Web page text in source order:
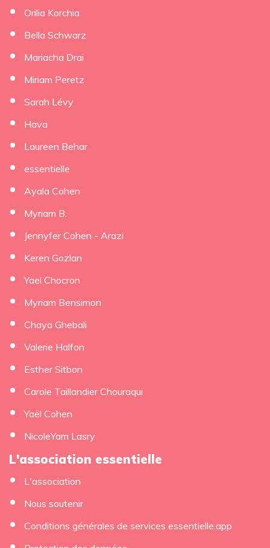
Orilia Korchia
Bella Schwarz
Mariacha Drai
Miriam Peretz
Sarah Lévy
Hava
Laureen Behar
essentielle
Ayala Cohen
Myriam B.
Jennyfer Cohen - Arazi
Keren Gozlan
Yael Chocron
Myriam Bensimon
Chaya Ghebali
Valerie Halfon
Esther Sitbon
Carole Taillandier Chouraqui
Yaël Cohen
NicoleYam Lasry
L'association essentielle
L'association
Nous soutenir
Conditions générales de services essentielle.app